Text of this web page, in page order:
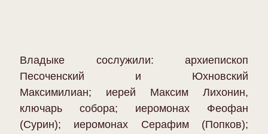
Владыке сослужили: архиепископ
Песоченский и Юхновский
Максимилиан; иерей Максим Лихонин,
ключарь собора; иеромонах Феофан
(Сурин); иеромонах Серафим (Попков);